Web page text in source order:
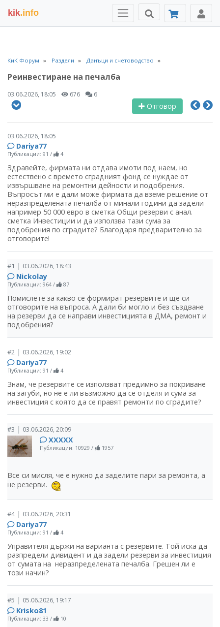
kik.info
КиК Форум Раздели Данъци и счетоводство
Реинвестиране на печалба
03.06.2026, 18:05 676 6
Отговор
03.06.2026, 18:05
Dariya77
Публикации: 91 / 4
Здравейте, фирмата ни отдава имоти под наем, но
естествено с времето сградният фонд се нуждае от
извършване на ремонтни дейности и подобрения.
Въпросът ми е дали може фирмата да вземе решение от
неразпределената печалба от минали години да задели
например 50 000 евро в сметка Общи резерви с анал.
сметка Инвестиции и да използва тази сума за
подобрения по сградите? Благодаря предварително за
отговорите!
#1 | 03.06.2026, 18:43
Nickolay
Публикации: 964 / 87
Помислете за какво се формират резервите и ще си
отговорите на въпроса. А дали би могло и без създване
на резерви да се направи инвестицията в ДМА, ремонт и
подобрения?
#2 | 03.06.2026, 19:02
Dariya77
Публикации: 91 / 4
Знам, че резервите се използват предимно за покриване
на загуби, но не е ли възможно да се отделя и сума за
инвестиция с която да се правят ремонти по сградите?
#3 | 03.06.2026, 20:09
ХХХХХ
Публикации: 10929 / 1957
Все си мисля, че е нужно да заделите пари за ремонта, а
не резерви.
#4| 03.06.2026, 20:31
Dariya77
Публикации: 91 / 4
Управителя държи на варианта с резервите. Той иска да
разпредели дивидент и да задели резерви за инвестиция
от сумата на неразпределената печалба. Грешен ли е
този начин?
#5 | 05.06.2026, 19:17
Krisko81
Публикации: 33 / 10